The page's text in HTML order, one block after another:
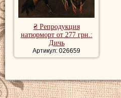
₴ Репродукция
натюрморт от 277 грн.:
Дичь
Артикул: 026659